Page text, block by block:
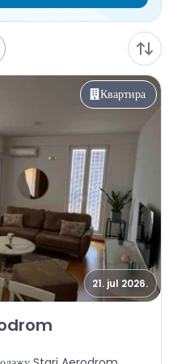
Квартира
21. jul 2026.
Stari Aerodrom